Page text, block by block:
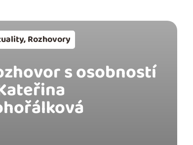
,Rozhovory
s osobností